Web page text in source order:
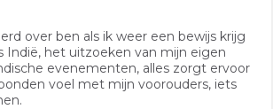
over ben als ik weer een bewijs krijg
Indië, het uitzoeken van mijn eigen
evenementen, alles zorgt ervoor
voel met mijn voorouders, iets